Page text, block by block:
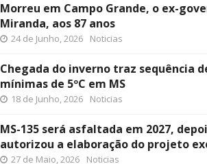
Morreu em Campo Grande, o ex-
Miranda, aos 87 anos
24 de Junho, 2026 Noticias
Chegada do inverno traz sequência
mínimas de 5ºC em MS
18 de Junho, 2026 Noticias
MS-135 será asfaltada em 2027,
autorizou a elaboração do projeto
27 de Maio, 2026 Noticias